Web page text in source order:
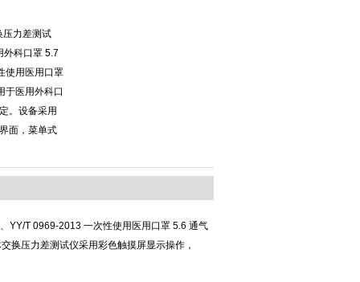
压力差测试
外科口罩 5.7
使用医用口罩
于医用外科口
。设备采用
面，菜单式
YY/T 0969-2013 一次性使用医用口罩 5.6 通气
换压力差测试仪采用彩色触摸屏显示操作，